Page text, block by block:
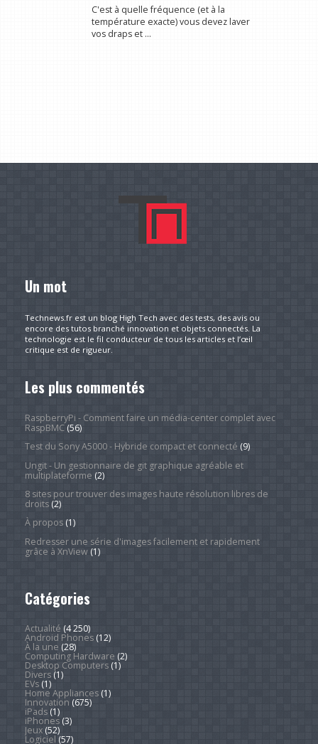
C'est à quelle fréquence (et à la
température exacte) vous devez laver
vos draps et ...
Un mot
Technews.fr est un blog High Tech avec des tests, des avis ou
encore des tutos branché innovation et objets connectés. La
technologie est le fil conducteur de tous les articles et l’œil
critique est de rigueur.
Les plus commentés
RaspberryPi - Comment faire un média-center complet avec
RaspBMC(56)
Test du Sony A5000 - Hybride compact et connecté (9)
Ungit - Un gestionnaire de git graphique agréable et
multiplateforme (2)
8 sites pour trouver des images haute résolution libres de
droits(2)
À propos(1)
Redresser une série d'images facilement et rapidement
grâce à XnView(1)
Catégories
Actualité (4 250)
Android Phones(12)
À la une (28)
Computing Hardware (2)
Desktop Computers(1)
Divers(1)
EVs(1)
Home Appliances(1)
Innovation (675)
iPads(1)
iPhones(3)
Jeux(52)
Logiciel (57)